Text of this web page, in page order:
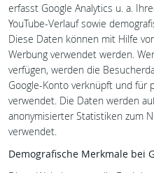
erfasst Google Analytics u. a.
YouTube-Verlauf sowie
Diese Daten können mit Hilfe
Werbung verwendet werden.
verfügen, werden die
Google-Konto verknüpft und für
verwendet. Die Daten werden
anonymisierter Statistiken zum
verwendet.
Demografische Merkmale bei